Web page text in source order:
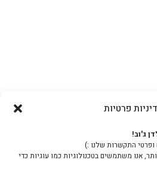
פרטיות
ג'וב!
ופרטי התקשרות שלנו :)
אנו משתמשים בטכנולוגיות כמו עוגיות כדי